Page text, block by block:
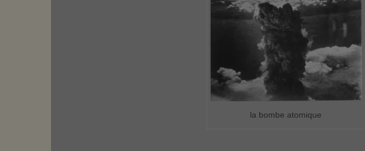
la bombe atomique